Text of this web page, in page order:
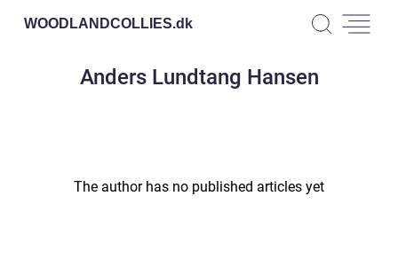
WOODLANDCOLLIES.dk
Anders Lundtang Hansen
The author has no published articles yet